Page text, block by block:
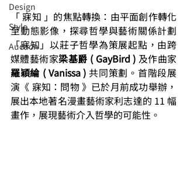
Design
Style
Auction
「 寐知 」的焦點轉換：由平面創作轉化
至動態影像，探尋哲學與藝術關係計劃
「寐知」以莊子哲學為策展起點，由跨
媒體藝術家梁基爵 ( GayBird ) 及作曲家
羅穎綸 ( Vanissa ) 共同策劃。首階段展
演《 寐知：問物 》已於月前成功舉辦，
展出本地著名漫畫藝術家利志達的 11 幅
畫作，展現藝術介入哲學的可能性。